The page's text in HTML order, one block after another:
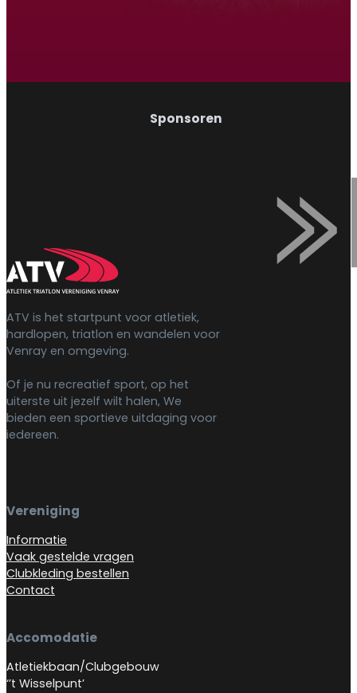
Sponsoren
ATV is het startpunt voor atletiek,
hardlopen, triatlon en wandelen voor
Venray en omgeving.
Of je nu recreatief sport, op het
uiterste uit jezelf wilt halen, We
bieden een sportieve uitdaging voor
iedereen.
Vereniging
Informatie
Vaak gestelde vragen
Clubkleding bestellen
Contact
Accomodatie
Atletiekbaan/Clubgebouw
‘’t Wisselpunt’